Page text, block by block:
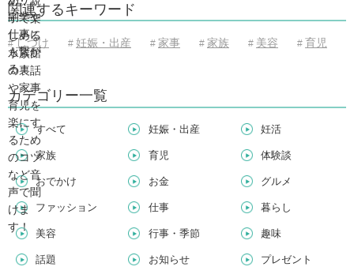
関連するキーワード
# しつけ # 妊娠・出産 # 家事 # 家族 # 美容 # 育児
カテゴリー一覧
すべて 妊娠・出産 妊活
家族 育児 体験談
おでかけ お金 グルメ
ファッション 仕事 暮らし
美容 行事・季節 趣味
話題 お知らせ プレゼント